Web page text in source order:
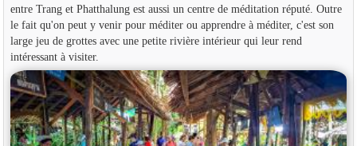
entre Trang et Phatthalung est aussi un centre de méditation réputé. Outre
le fait qu'on peut y venir pour méditer ou apprendre à méditer, c'est son
large jeu de grottes avec une petite rivière intérieur qui leur rend
intéressant à visiter.